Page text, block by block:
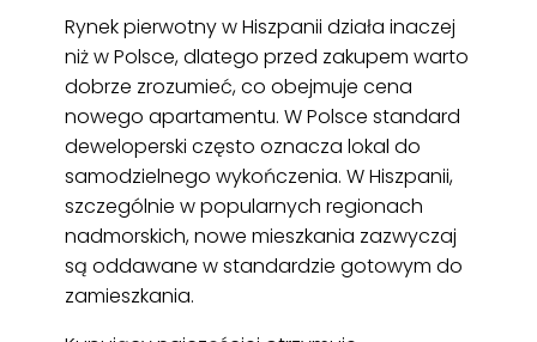
Rynek pierwotny w Hiszpanii działa inaczej
niż w Polsce, dlatego przed zakupem warto
dobrze zrozumieć, co obejmuje cena
nowego apartamentu. W Polsce standard
deweloperski często oznacza lokal do
samodzielnego wykończenia. W Hiszpanii,
szczególnie w popularnych regionach
nadmorskich, nowe mieszkania zazwyczaj
są oddawane w standardzie gotowym do
zamieszkania.